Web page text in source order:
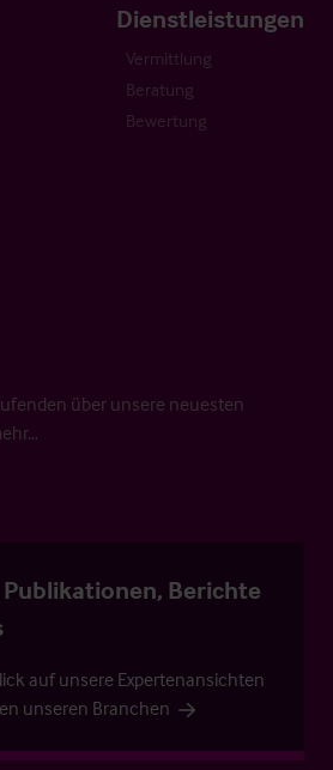
Dienstleistungen
Vermittlung
Beratung
Bewertung
über unsere neuesten
Berichte
auf unsere Expertenansichten
unseren Branchen